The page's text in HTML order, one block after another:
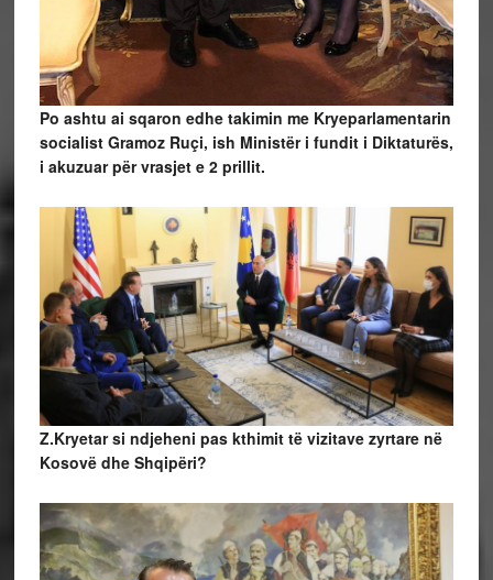
Po ashtu ai sqaron edhe takimin me Kryeparlamentarin
socialist Gramoz Ruçi, ish Ministër i fundit i Diktaturës,
i akuzuar për vrasjet e 2 prillit.
Z.Kryetar si ndjeheni pas kthimit të vizitave zyrtare në
Kosovë dhe Shqipëri?